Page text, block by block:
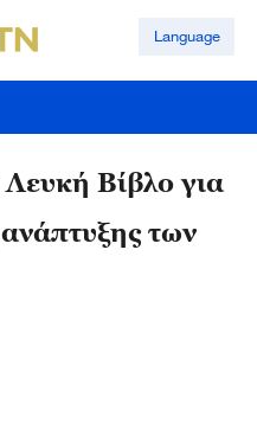
Language
Βίβλο για
των